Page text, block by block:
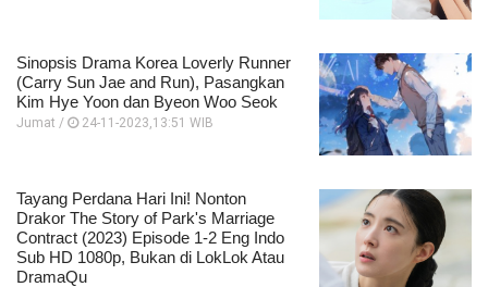
Sinopsis Drama Korea Loverly Runner
(Carry Sun Jae and Run), Pasangkan
Kim Hye Yoon dan Byeon Woo Seok
Jumat / 24-11-2023,13:51 WIB
Tayang Perdana Hari Ini! Nonton
Drakor The Story of Park's Marriage
Contract (2023) Episode 1-2 Eng Indo
Sub HD 1080p, Bukan di LokLok Atau
DramaQu